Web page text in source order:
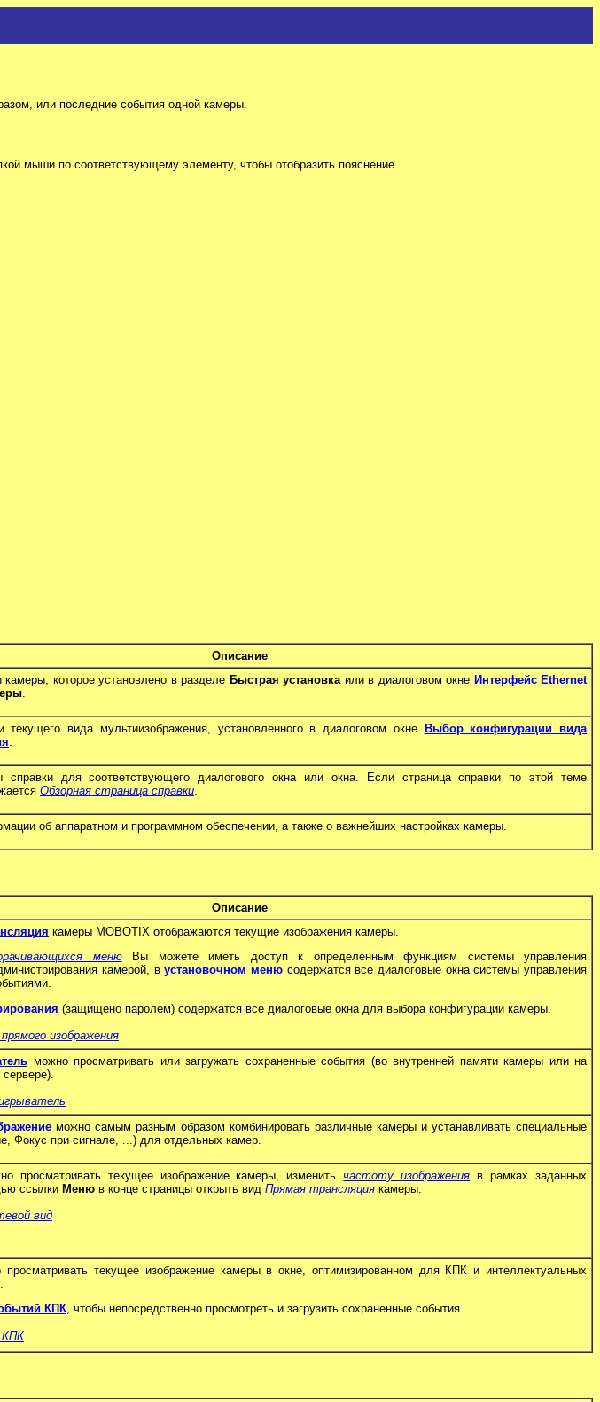
или последние события одной камеры.
мыши по соответствующему элементу, чтобы отобразить пояснение.
Описание
которое установлено в разделе Быстрая установка или в диалоговом окне Интерфейс Ethernet
текущего вида мультиизображения, установленного в диалоговом окне
Выбор конфигурации вида
справки для соответствующего диалогового окна или окна. Если страница справки по этой теме
Обзорная страница справки
об аппаратном и программном обеспечении, а также о важнейших настройках камеры.
Описание
камеры MOBOTIX отображаются текущие изображения камеры.
менюВы можете иметь доступ к определенным функциям системы управления
камерой, вустановочном меню содержатся все диалоговые окна системы управления
(защищено паролем) содержатся все диалоговые окна для выбора конфигурации камеры.
изображения
можно просматривать или загружать сохраненные события (во внутренней памяти камеры или на
можно самым разным образом комбинировать различные камеры и устанавливать специальные
Фокус при сигнале, ...) для отдельных камер.
просматривать текущее изображение камеры, изменить частоту изображения в рамках заданных
ссылки Меню в конце страницы открыть вид Прямая трансляция камеры.
вид
текущее изображение камеры в окне, оптимизированном для КПК и интеллектуальных
КПК, чтобы непосредственно просмотреть и загрузить сохраненные события.
КПК